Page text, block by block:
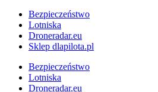
Bezpieczeństwo
Lotniska
Droneradar.eu
Sklep dlapilota.pl
Bezpieczeństwo
Lotniska
Droneradar.eu